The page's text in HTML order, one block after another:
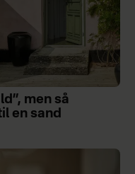
men så
en sand